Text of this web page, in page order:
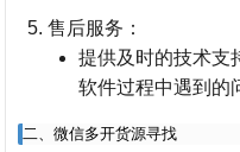
售后服务 ：
提供及时的技术支
软件过程中遇到的
二、微信多开货源寻找